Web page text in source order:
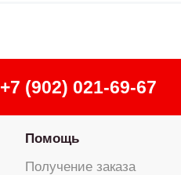
+7 (902) 021-69-67
Помощь
Получение заказа